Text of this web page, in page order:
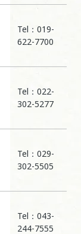
Tel：019-
622-7700
Tel：022-
302-5277
Tel：029-
302-5505
Tel：043-
244-7555